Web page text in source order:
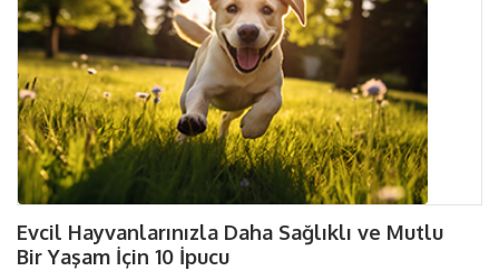
Evcil Hayvanlarınızla Daha Sağlıklı ve Mutlu
Bir Yaşam İçin 10 İpucu